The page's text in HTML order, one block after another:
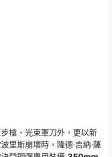
槍、光束軍刀外，更以新
里斯崩壞時，隆德·吉納·薩